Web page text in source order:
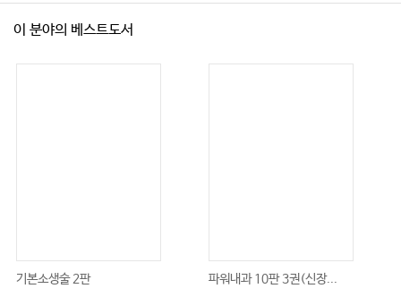
이 분야의 베스트도서
기본소생술 2판 파워내과 10판 3권(신장...